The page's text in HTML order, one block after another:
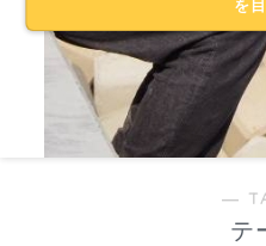
を
―
テ